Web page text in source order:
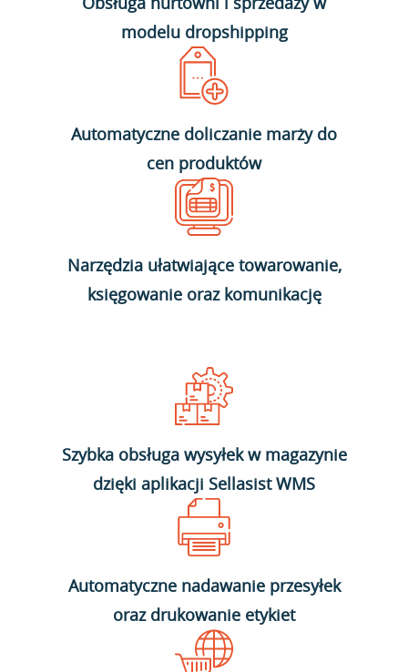
modelu dropshipping
Automatyczne doliczanie marży do
cen produktów
Narzędzia ułatwiające towarowanie,
księgowanie oraz komunikację
Szybka obsługa wysyłek w magazynie
dzięki aplikacji Sellasist WMS
Automatyczne nadawanie przesyłek
oraz drukowanie etykiet